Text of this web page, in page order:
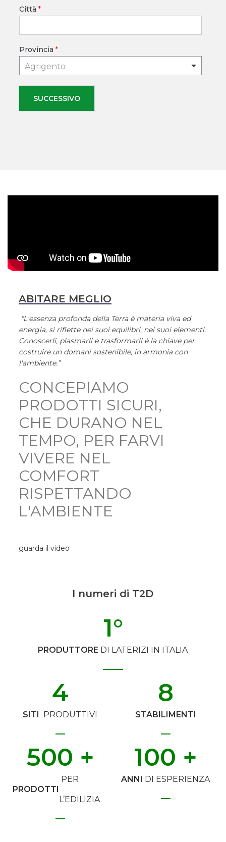
Città *
Provincia *
Agrigento
SUCCESSIVO
ABITARE MEGLIO
“L'essenza profonda della Terra è materia viva ed
energia, si riflette nei suoi equilibri, nei suoi elementi.
Conoscerli, plasmarli e trasformarli è la chiave per
costruire un domani sostenibile, in armonia con
l'ambiente.”
CONCEPIAMO
PRODOTTI SICURI,
CHE DURANO NEL
TEMPO, PER FARVI
VIVERE NEL
COMFORT
RISPETTANDO
L'AMBIENTE
guarda il video
I numeri di T2D
PRODUTTORE DI LATERIZI IN ITALIA
1°
SITI PRODUTTIVI
4
STABILIMENTI
8
PRODOTTI
PER
L’EDILIZIA
500 +
ANNI DI ESPERIENZA
100 +